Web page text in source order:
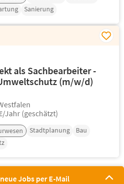
Sanierung
als Sachbearbeiter -
(m/w/d)
Jahr (geschätzt)
Stadtplanung
Bau
Jobs per E-Mail